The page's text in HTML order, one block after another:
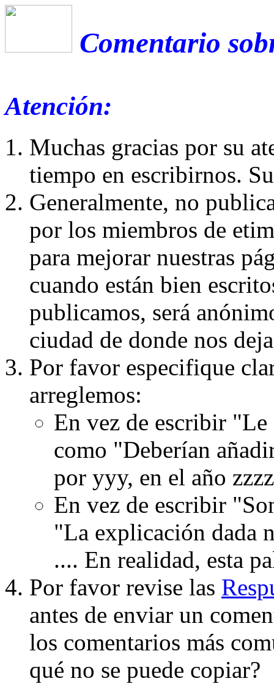
Comentario
Atención:
Muchas gracias por su
tiempo en escribirnos.
Generalmente, no
por los miembros de
para mejorar nuestras
cuando están bien
publicamos, será
ciudad de donde nos
Por favor especifique
arreglemos:
En vez de escribir
como "Deberían
por yyy, en el año
En vez de escribir
"La explicación dada
.... En realidad, esta
Por favor revise las
antes de enviar un
los comentarios más
qué no se puede copiar?